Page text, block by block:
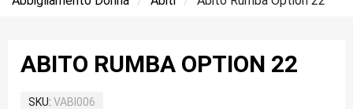
ABITO RUMBA OPTION 22
SKU VABI006